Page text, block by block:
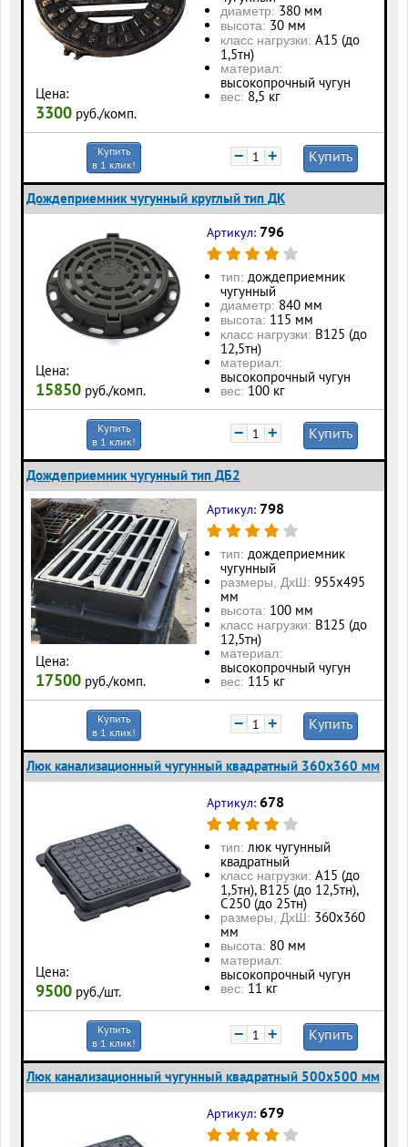
Цена:
3300 руб./комп.
диаметр: 380 мм
высота: 30 мм
класс нагрузки: А15 (до
1,5тн)
материал:
высокопрочный чугун
вес: 8,5 кг
Купить
в 1 клик!
− + Купить
Дождеприемник чугунный круглый тип ДК
Цена:
15850 руб./комп.
Артикул: 796
тип: дождеприемник
чугунный
диаметр: 840 мм
высота: 115 мм
класс нагрузки: В125 (до
12,5тн)
материал:
высокопрочный чугун
вес: 100 кг
Купить
в 1 клик!
− + Купить
Дождеприемник чугунный тип ДБ2
Цена:
17500 руб./комп.
Артикул: 798
тип: дождеприемник
чугунный
размеры, ДхШ: 955х495
мм
высота: 100 мм
класс нагрузки: В125 (до
12,5тн)
материал:
высокопрочный чугун
вес: 115 кг
Купить
в 1 клик!
− + Купить
Люк канализационный чугунный квадратный 360х360 мм
Цена:
9500 руб./шт.
Артикул: 678
тип: люк чугунный
квадратный
класс нагрузки: А15 (до
1,5тн), В125 (до 12,5тн),
С250 (до 25тн)
размеры, ДхШ: 360х360
мм
высота: 80 мм
материал:
высокопрочный чугун
вес: 11 кг
Купить
в 1 клик!
− + Купить
Люк канализационный чугунный квадратный 500х500 мм
Артикул: 679